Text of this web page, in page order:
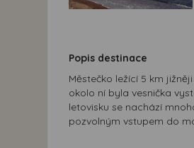
Popis destinace
Městečko ležící 5 km
okolo ní byla vesnička
letovisku se nachází
pozvolným vstupem do